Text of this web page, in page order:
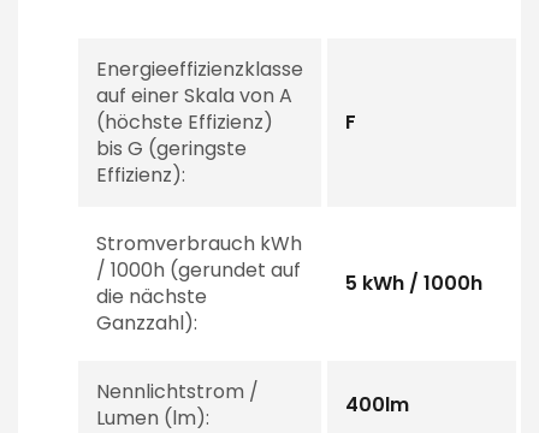
Energieeffizienzklasse
auf einer Skala von A
(höchste Effizienz)
bis G (geringste
Effizienz):
F
Stromverbrauch kWh
/ 1000h (gerundet auf
die nächste
Ganzzahl):
5 kWh / 1000h
Nennlichtstrom /
Lumen (lm):
400lm